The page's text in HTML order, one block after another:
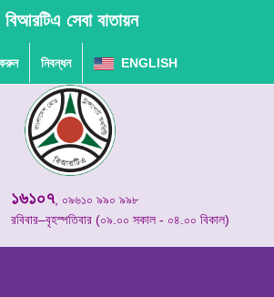
বিআরটিএ সেবা বাতায়ন
নিবন্ধন ENGLISH
১৬১০৭, ০৯৬১০ ৯৯০ ৯৯৮
রবিবার–বৃহস্পতিবার (০৯.০০ সকাল - ০৪.০০ বিকাল)